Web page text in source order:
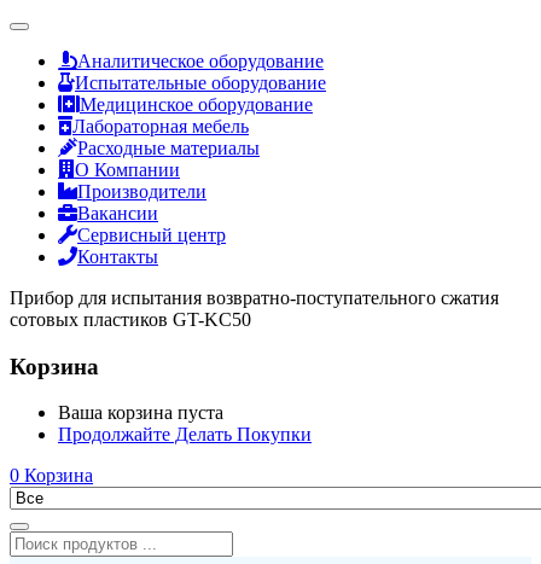
Аналитическое оборудование
Испытательные оборудование
Медицинское оборудование
Лабораторная мебель
Расходные материалы
О Компании
Производители
Вакансии
Сервисный центр
Контакты
Прибор для испытания возвратно-поступательного сжатия
сотовых пластиков GT-KC50
Корзина
Ваша корзина пуста
Продолжайте Делать Покупки
0 Корзина